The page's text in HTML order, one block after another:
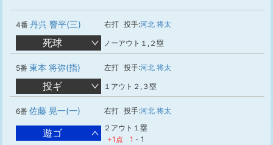
4番 丹呉 響平(三) 右打 投手:河北 将太
死球 ノーアウト１,２塁
5番 東本 将弥(指) 左打 投手:河北 将太
投ギ １アウト２,３塁
6番 佐藤 晃一(一) 右打 投手:河北 将太
遊ゴ
２アウト１塁
+1点
1 - 1